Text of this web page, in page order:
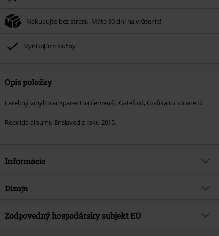
Nakupujte bez stresu. Máte 30 dní na vrátenie!
Vynikajúce služby
Opis položky
Farebný vinyl (transparentná červená). Gatefold, Grafika na strane D.
Reedícia albumu Enslaved z roku 2015.
Informácie
Tovar č.
hudobný žáner
Black Metal
Dizajn
Typ výrobku
LP
Zodpovedný hospodársky subjekt EÚ